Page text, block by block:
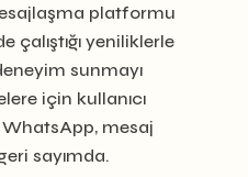
platformu
çalıştığı yeniliklerle
sunmayı
için kullanıcı
mesaj
sayımda.